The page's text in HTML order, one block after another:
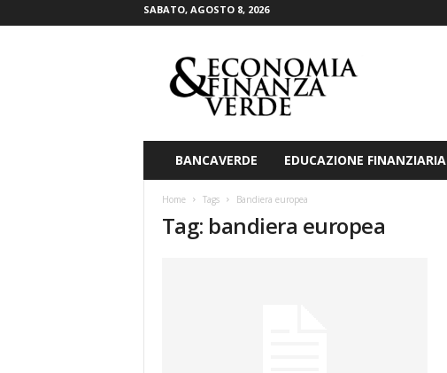
SABATO, AGOSTO 8, 2026
BANCAVERDE EDUCAZIONE FINANZIARIA
Home Tags Bandiera europea
Tag: bandiera europea